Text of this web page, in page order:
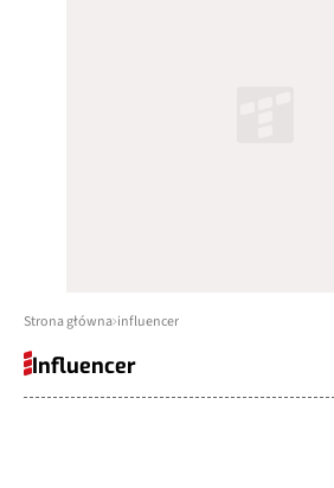
Strona główna influencer
Influencer